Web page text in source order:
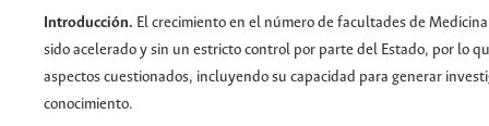
Introducción. El crecimiento en el número de facultades de
sido acelerado y sin un estricto control por parte del Estado, por lo
aspectos cuestionados, incluyendo su capacidad para generar
conocimiento.